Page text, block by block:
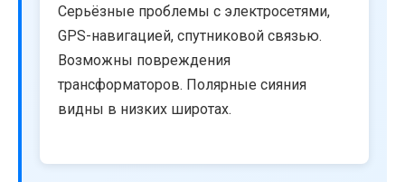
Серьёзные проблемы с электросетями,
GPS-навигацией, спутниковой связью.
Возможны повреждения
трансформаторов. Полярные сияния
видны в низких широтах.